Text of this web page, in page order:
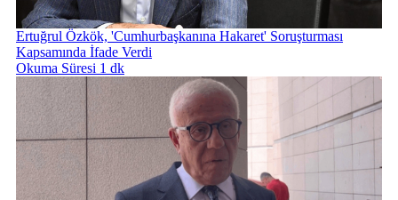
Ertuğrul Özkök, 'Cumhurbaşkanına Hakaret' Soruşturması
Kapsamında İfade Verdi
Okuma Süresi 1 dk